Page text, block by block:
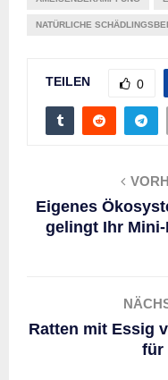
NATÜRLICHE
TEILEN 0
Eigenes
gelingt Ihr
Ratten mit Essig
für